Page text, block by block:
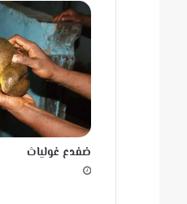
ضفدع غولياث